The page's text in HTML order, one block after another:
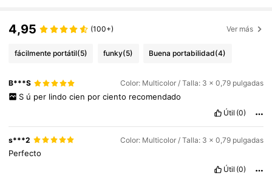
4,95 (100+) Ver más
fácilmente portátil(5) funky(5) Buena portabilidad(4)
B***S Color: Multicolor / Talla: 3 x 0,79 pulgadas
S ú per lindo cien por ciento recomendado
Útil (0)
s***2 Color: Multicolor / Talla: 3 x 0,79 pulgadas
Perfecto
Útil (0)